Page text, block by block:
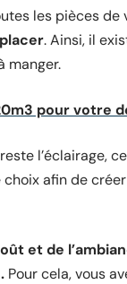
les pièces de
. Ainsi, il
manger.
pour votre
l’éclairage,
afin de
et de
Pour cela, vous